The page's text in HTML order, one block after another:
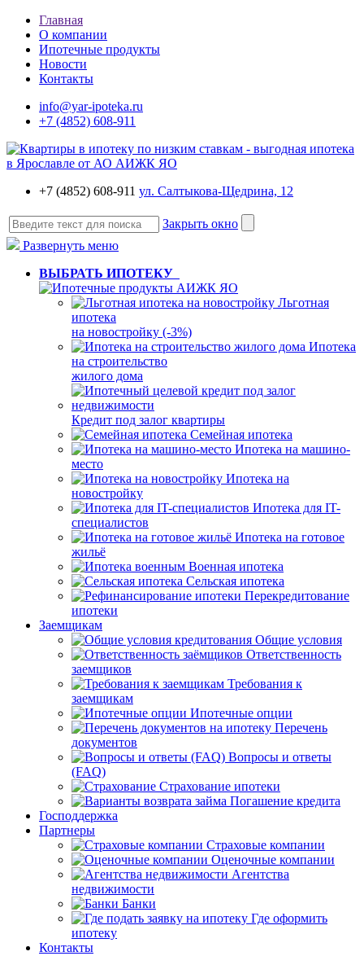
Главная
О компании
Ипотечные продукты
Новости
Контакты
info@yar-ipoteka.ru
+7 (4852) 608-911
+7 (4852) 608-911 ул. Салтыкова-Щедрина, 12
Закрыть окно
Развернуть меню
ВЫБРАТЬ ИПОТЕКУ
Льготная
ипотека
на новостройку (-3%)
Ипотека
на строительство
жилого дома
Кредит под залог квартиры
Семейная ипотека
Ипотека на машино-
место
Ипотека на
новостройку
Ипотека для IT-
специалистов
Ипотека на готовое
жильё
Военная ипотека
Сельская ипотека
Перекредитование
ипотеки
Заемщикам
Общие условия
Ответственность
заемщиков
Требования к
заемщикам
Ипотечные опции
Перечень
документов
Вопросы и ответы
(FAQ)
Страхование ипотеки
Погашение кредита
Господдержка
Партнеры
Страховые компании
Оценочные компании
Агентства
недвижимости
Банки
Где оформить
ипотеку
Контакты